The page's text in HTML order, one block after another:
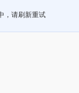
，请刷新重试